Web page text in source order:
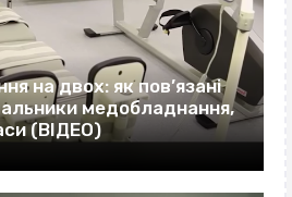
на двох: як пов’язані
медобладнання,
(ВІДЕО)